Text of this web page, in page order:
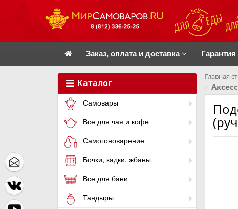
Заказ, оплата и доставка
Каталог
Самовары
Все для чая и кофе
Самогоноварение
Бочки, кадки, жбаны
Все для бани
Тандыры
Главная